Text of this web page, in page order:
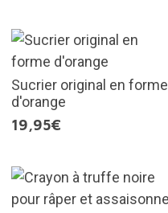
Sucrier original en forme
d'orange
19,95€